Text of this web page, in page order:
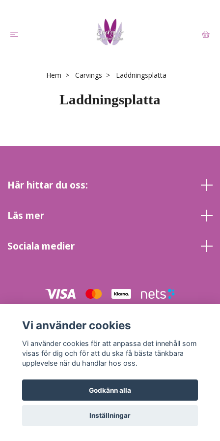
Hem Carvings Laddningsplatta
Laddningsplatta
Här hittar du oss:
Läs mer
Sociala medier
Quickbutik
Vi använder cookies
Vi använder cookies för att anpassa det innehåll som
visas för dig och för att du ska få bästa tänkbara
upplevelse när du handlar hos oss.
Godkänn alla
Inställningar